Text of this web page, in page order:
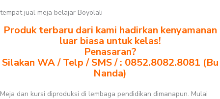
tempat jual meja belajar Boyolali
Produk terbaru dari kami hadirkan kenyamanan
luar biasa untuk kelas!
Penasaran?
Silakan WA / Telp / SMS / : 0852.8082.8081 (Bu
Nanda)
Meja dan kursi diproduksi di lembaga pendidikan dimanapun. Mulai